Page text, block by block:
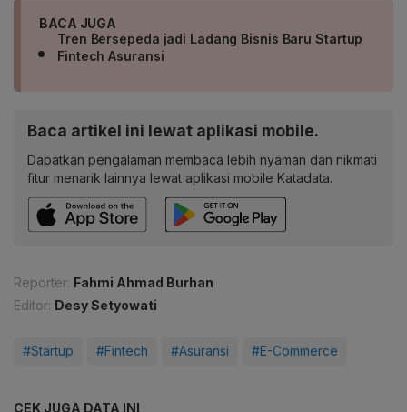
BACA JUGA
Tren Bersepeda jadi Ladang Bisnis Baru Startup
Fintech Asuransi
Baca artikel ini lewat aplikasi mobile.
Dapatkan pengalaman membaca lebih nyaman dan nikmati
fitur menarik lainnya lewat aplikasi mobile Katadata.
Reporter: Fahmi Ahmad Burhan
Editor: Desy Setyowati
#Startup #Fintech #Asuransi #E-Commerce
CEK JUGA DATA INI